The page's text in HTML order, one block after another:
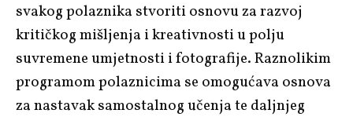
svakog polaznika stvoriti osnovu za razvoj
kritičkog mišljenja i kreativnosti u polju
suvremene umjetnosti i fotografije. Raznolikim
programom polaznicima se omogućava osnova
za nastavak samostalnog učenja te daljnjeg